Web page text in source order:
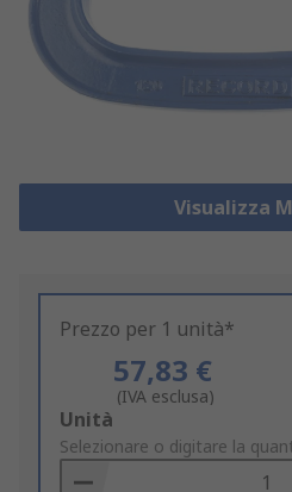
Visualizza
Prezzo per 1 unità*
57,83 €
(IVA esclusa)
Add
to
Basket
Unità
Selezionare o digitare la